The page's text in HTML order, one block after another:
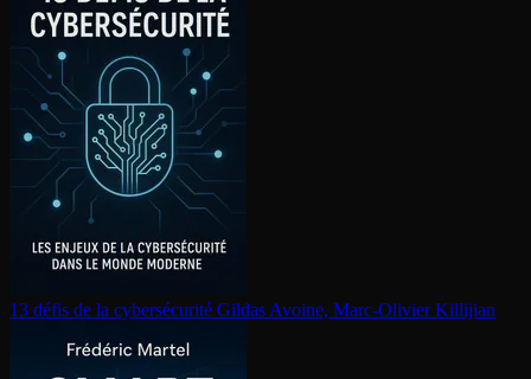
13 défis de la cy­ber­sé­cu­ri­té Gildas Avoine, Marc-Olivier Killijian